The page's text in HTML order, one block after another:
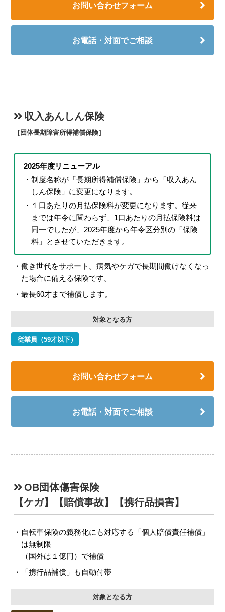
お問い合わせフォーム
お電話・対面でご相談
収入あんしん保険
［団体長期障害所得補償保険］
2025年度リニューアル
制度名称が「長期所得補償保険」から「収入あん
しん保険」に変更になります。
１口あたりの月払保険料が変更になります。従来
までは年令に関わらず、1口あたりの月払保険料は
同一でしたが、2025年度から年令区分別の「保険
料」とさせていただきます。
働き世代をサポート。病気やケガで長期間働けなくなっ
た場合に備える保険です。
最長60才まで補償します。
対象となる方
従業員（59才以下）
お問い合わせフォーム
お電話・対面でご相談
OB団体傷害保険
【ケガ】【賠償事故】【携行品損害】
自転車保険の義務化にも対応する「個人賠償責任補償」
は無制限
（国外は１億円）で補償
「携行品補償」も自動付帯
対象となる方